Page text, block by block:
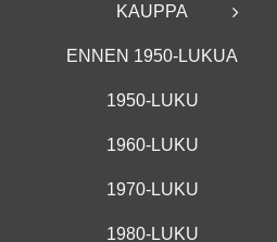
KAUPPA
ENNEN 1950-LUKUA
1950-LUKU
1960-LUKU
1970-LUKU
1980-LUKU